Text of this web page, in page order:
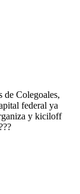
de Colegoales,
federal ya
y kiciloff